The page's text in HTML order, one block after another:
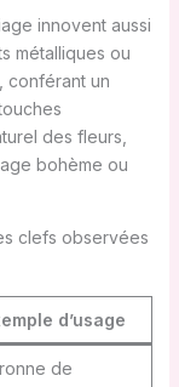
innovent aussi
métalliques ou
conférant un
des fleurs,
bohème ou
clefs observées
d’usage
de